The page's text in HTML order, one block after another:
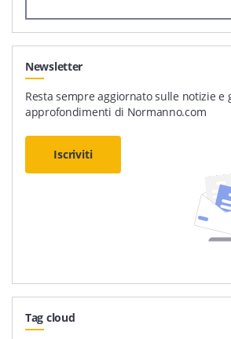
Newsletter
Resta sempre aggiornato sulle notizie e
approfondimenti di Normanno.com
Iscriviti
Tag cloud